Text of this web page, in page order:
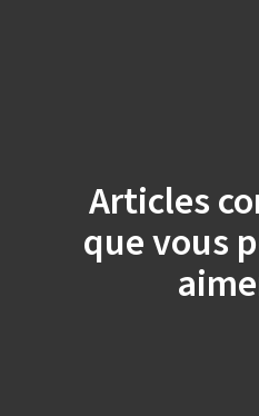
Articles
que vous